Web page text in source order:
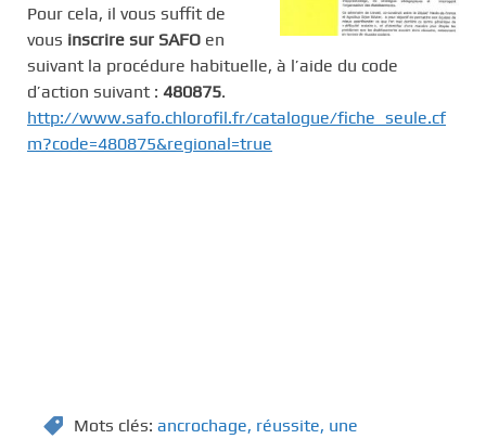
Pour cela, il vous suffit de
vous inscrire sur SAFO en
suivant la procédure habituelle, à l’aide du code
d’action suivant : 480875.
http://www.safo.chlorofil.fr/catalogue/fiche_seule.cf
m?code=480875&regional=true
Mots clés: ancrochage, réussite, une